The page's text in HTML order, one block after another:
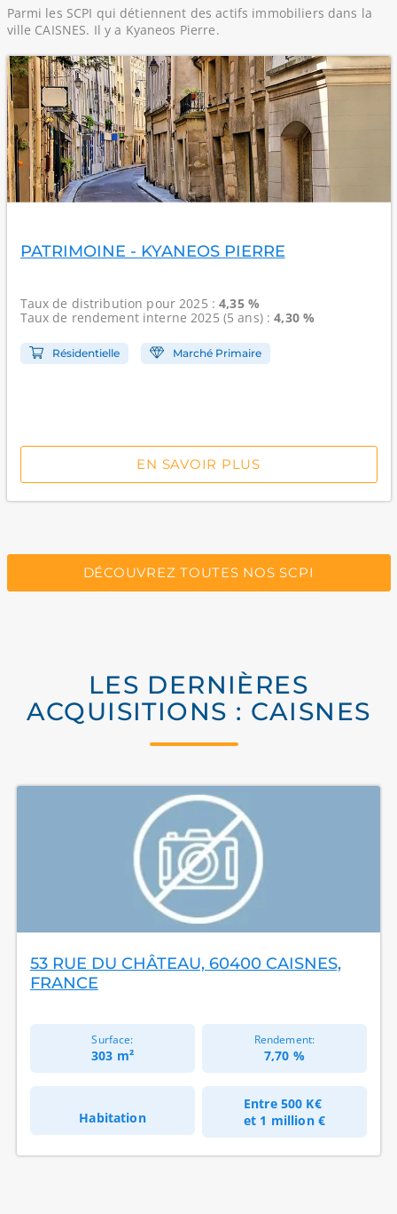
Parmi les SCPI qui détiennent des actifs immobiliers dans la
ville CAISNES. Il y a Kyaneos Pierre.
PATRIMOINE - KYANEOS PIERRE
Taux de distribution pour 2025 :4,35 %
Taux de rendement interne2025 (5 ans) :4,30 %
Résidentielle Marché Primaire
EN SAVOIR PLUS
DÉCOUVREZ TOUTES NOS SCPI
LES DERNIÈRES
ACQUISITIONS : CAISNES
53 RUE DU CHÂTEAU, 60400 CAISNES,
FRANCE
Surface:
303 m²
Rendement:
7,70 %
Habitation
Entre 500 K€
et 1 million €